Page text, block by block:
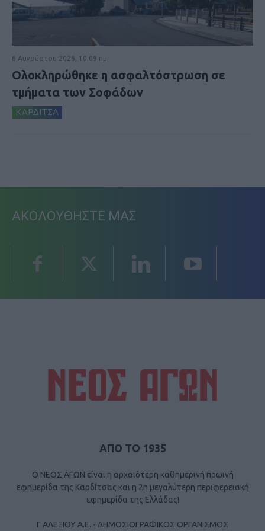
6 Αυγούστου 2026, 10:09 πμ
Ολοκληρώθηκε η ασφαλτόστρωση σε
τμήματα των Σοφάδων
ΚΑΡΔΙΤΣΑ
ΑΚΟΛΟΥΘΗΣΤΕ ΜΑΣ
ΑΠΟ ΤΟ 1935
Ο ΝΕΟΣ ΑΓΩΝ είναι η αρχαιότερη καθημερινή πρωινή
εφημερίδα της Καρδίτσας και η 2η μεγαλύτερη περιφερειακή
εφημερίδα της Ελλάδας!
Γ ΑΛΕΞΙΟΥ Α.Ε. - ΔΗΜΟΣΙΟΓΡΑΦΙΚΟΣ ΟΡΓΑΝΙΣΜΟΣ